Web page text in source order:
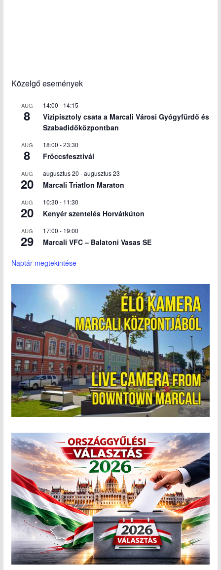
Közelgő események
AUG
8
14:00 - 14:15
Vizipisztoly csata a Marcali Városi Gyógyfürdő és
Szabadidőközpontban
AUG
8
18:00 -23:30
Fröccsfesztivál
AUG
20
augusztus 20 -augusztus 23
Marcali Triatlon Maraton
AUG
20
10:30 - 11:30
Kenyér szentelés Horvátkúton
AUG
29
17:00 - 19:00
Marcali VFC – Balatoni Vasas SE
Naptár megtekintése